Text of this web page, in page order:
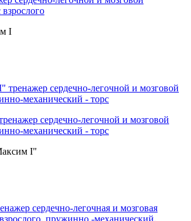
I
сердечно-легочной и мозговой
механический - торс
I"